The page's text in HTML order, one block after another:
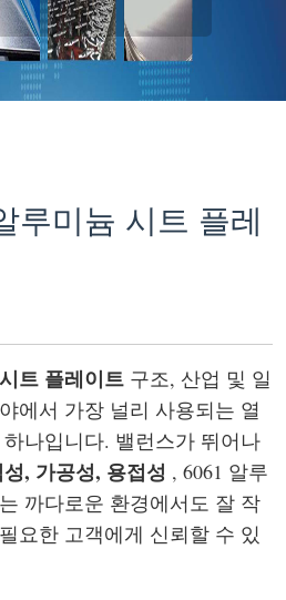
루미늄 시트 플레
트 플레이트 구조, 산업 및 일
에서 가장 널리 사용되는 열
나입니다. 밸런스가 뛰어나
, 가공성, 용접성 , 6061 알루
까다로운 환경에서도 잘 작
요한 고객에게 신뢰할 수 있